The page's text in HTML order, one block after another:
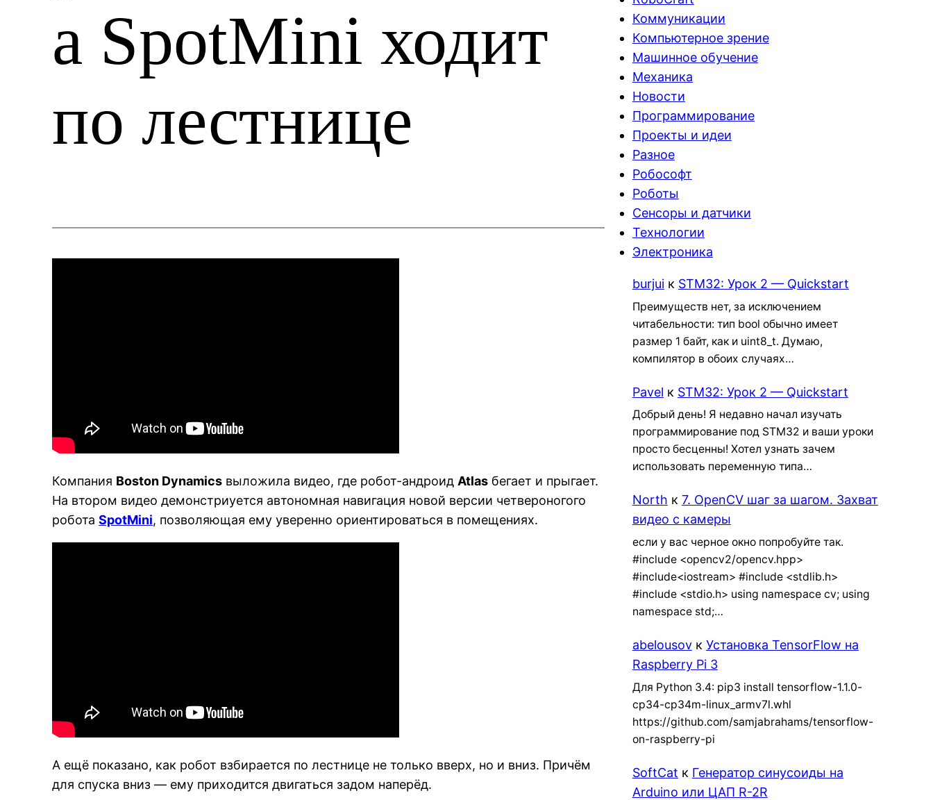
а SpotMini ходит
по лестнице
Компания Boston Dynamics выложила видео, где робот-андроид Atlas бегает и прыгает.
На втором видео демонстриуется автономная навигация новой версии четвероногого
роботаSpotMini, позволяющая ему уверенно ориентироваться в помещениях.
А ещё показано, как робот взбирается по лестнице не только вверх, но и вниз. Причём
для спуска вниз — ему приходится двигаться задом наперёд.
Коммуникации
Компьютерное зрение
Машинное обучение
Механика
Новости
Программирование
Проекты и идеи
Разное
Робософт
Роботы
Сенсоры и датчики
Технологии
Электроника
burjuiк STM32: Урок 2 — Quickstart
Преимуществ нет, за исключением
читабельности: тип bool обычно имеет
размер 1 байт, как и uint8_t. Думаю,
компилятор в обоих случаях…
Pavel к STM32: Урок 2 — Quickstart
Добрый день! Я недавно начал изучать
программирование под STM32 и ваши уроки
просто бесценны! Хотел узнать зачем
использовать переменную типа…
North к 7. OpenCV шаг за шагом. Захват
видео с камеры
если у вас черное окно попробуйте так.
#include <opencv2/opencv.hpp>
#include<iostream> #include <stdlib.h>
#include <stdio.h> using namespace cv; using
namespace std;…
abelousovк Установка TensorFlow на
Raspberry Pi 3
Для Python 3.4: pip3 install tensorflow-1.1.0-
cp34-cp34m-linux_armv7l.whl
https://github.com/samjabrahams/tensorflow-
on-raspberry-pi
SoftCat к Генератор синусоиды на
Arduino или ЦАП R-2R